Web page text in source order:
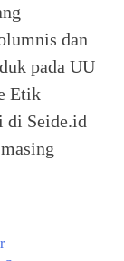
dan
pada UU
Etik
di Seide.id